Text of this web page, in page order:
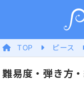
TOP ピース
難易度・弾き方